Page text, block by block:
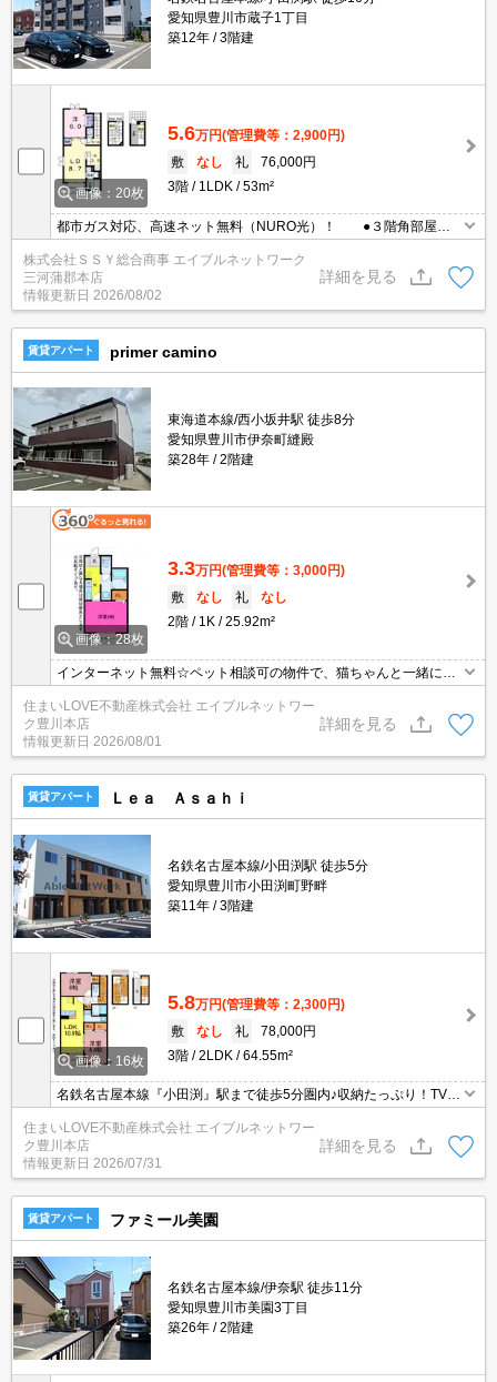
愛知県豊川市蔵子1丁目
築12年
3階建
画像：20枚
5.6万円(管理費等：2,900円)
敷
なし 礼
76,000円
3階
1LDK 53m²
都市ガス対応、高速ネット無料（NURO光）！ ●３階角部屋
●エアコン２基・全室照明・浴室乾燥機付き ●敷地内ごみ置き
場あり ●8月18日退去予定
株式会社ＳＳＹ総合商事 エイブルネットワーク
三河蒲郡本店
情報更新日 2026/08/02
詳細を見る
賃貸アパート primer camino
東海道本線/西小坂井駅 徒歩8分
愛知県豊川市伊奈町縫殿
築28年
2階建
画像：28枚
3.3万円(管理費等：3,000円)
敷
なし 礼
なし
2階
1K 25.92m²
インターネット無料☆ペット相談可の物件で、猫ちゃんと一緒に住
ニが近く、生活が便利なエリアです☆
住まいLOVE不動産株式会社 エイブルネットワー
ク豊川本店
情報更新日 2026/08/01
詳細を見る
賃貸アパート Ｌｅａ Ａｓａｈｉ
名鉄名古屋本線/小田渕駅 徒歩5分
愛知県豊川市小田渕町野畔
築11年
3階建
画像：16枚
5.8万円(管理費等：2,300円)
敷
なし 礼
78,000円
3階
2LDK 64.55m²
名鉄名古屋本線『小田渕』駅まで徒歩5分圏内♪収納たっぷり！TVモ
など設備充実☆お気軽にお問い合わせくださいませ♪
住まいLOVE不動産株式会社 エイブルネットワー
ク豊川本店
情報更新日 2026/07/31
詳細を見る
賃貸アパート ファミール美園
名鉄名古屋本線/伊奈駅 徒歩11分
愛知県豊川市美園3丁目
築26年
2階建